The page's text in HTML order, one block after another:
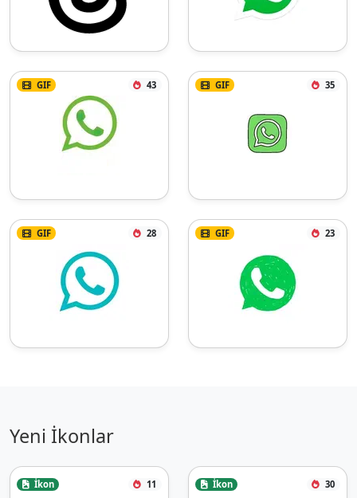
GIF 43 GIF 35
GIF 28 GIF 23
Yeni İkonlar
İkon 11 İkon 30